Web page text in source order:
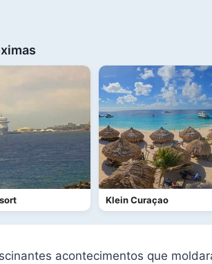
Klein Curaçao
acontecimentos que